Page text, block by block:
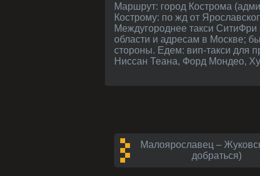
Маршрут: город Кострома (административный центр, Костромская область) - от Москвы примерно 315 kм. Как доехать в
Кострому: по жд от
Междугороднее такси
области и адресам в Москве;
стороны. Едем: вип-такси для
Ниссан Теана, Форд Мондео,
Малоярославец –
добраться)